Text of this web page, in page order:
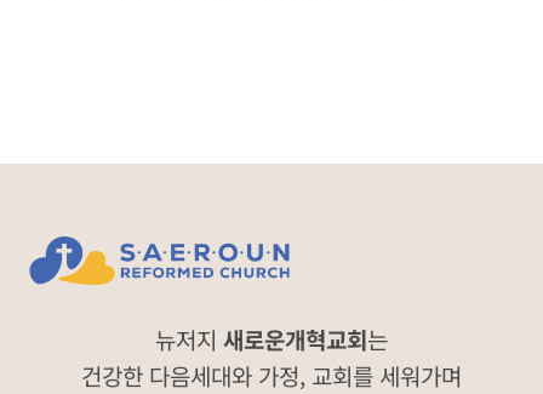
뉴저지 새로운개혁교회는
건강한 다음세대와 가정, 교회를 세워가며